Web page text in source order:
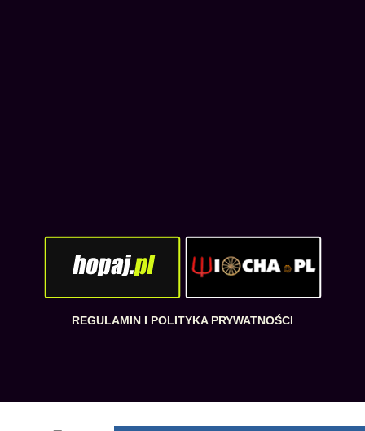
REGULAMIN I POLITYKA PRYWATNOŚCI